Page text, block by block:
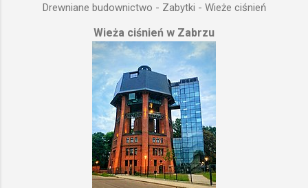
Drewniane budownictwo - Zabytki - Wieże ciśnień
Wieża ciśnień w Zabrzu